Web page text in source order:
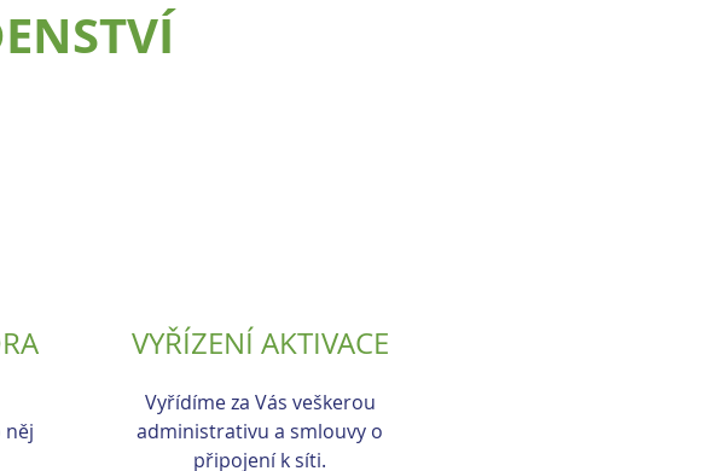
něj
VYŘÍZENÍ AKTIVACE
Vyřídíme za Vás veškerou
administrativu a smlouvy o
připojení k síti.